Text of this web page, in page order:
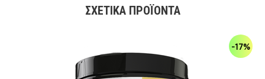
ΣΧΕΤΙΚΆ ΠΡΟΪΌΝΤΑ
-17%